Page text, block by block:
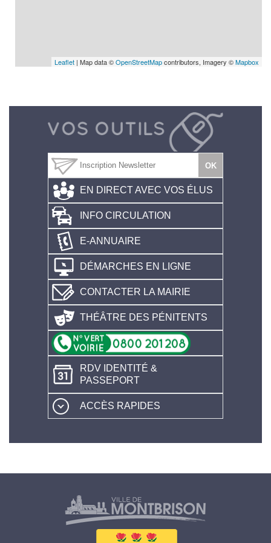
Leaflet | Map data ©OpenStreetMapcontributors, Imagery ©Mapbox
EN DIRECT AVEC VOS ÉLUS
INFO CIRCULATION
E-ANNUAIRE
DÉMARCHES EN LIGNE
CONTACTER LA MAIRIE
THÉÂTRE DES PÉNITENTS
RDV IDENTITÉ &
PASSEPORT
ACCÈS RAPIDES